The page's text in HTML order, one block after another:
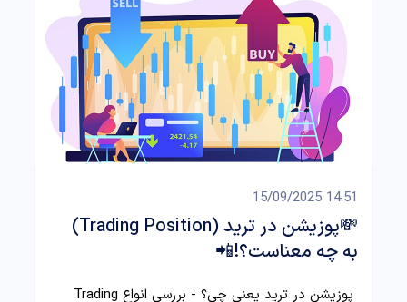
14:51 15/09/2025
💸پوزیشن در ترید (Trading Position)
به چه معناست؟!📲
پوزیشن در ترید یعنی چی؟ - بررسی انواع Trading